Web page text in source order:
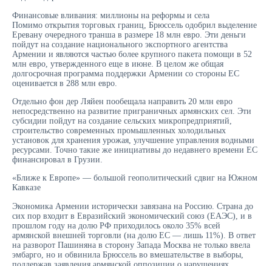
Финансовые вливания: миллионы на реформы и села
Помимо открытия торговых границ, Брюссель одобрил выделение
Еревану очередного транша в размере 18 млн евро. Эти деньги
пойдут на создание национального экспортного агентства
Армении и являются частью более крупного пакета помощи в 52
млн евро, утвержденного еще в июне. В целом же общая
долгосрочная программа поддержки Армении со стороны ЕС
оценивается в 288 млн евро.
Отдельно фон дер Ляйен пообещала направить 20 млн евро
непосредственно на развитие приграничных армянских сел. Эти
субсидии пойдут на создание сельских микропредприятий,
строительство современных промышленных холодильных
установок для хранения урожая, улучшение управления водными
ресурсами. Точно такие же инициативы до недавнего времени ЕС
финансировал в Грузии.
«Ближе к Европе» — большой геополитический сдвиг на Южном
Кавказе
Экономика Армении исторически завязана на Россию. Страна до
сих пор входит в Евразийский экономический союз (ЕАЭС), и в
прошлом году на долю РФ приходилось около 35% всей
армянской внешней торговли (на долю ЕС — лишь 11%). В ответ
на разворот Пашиняна в сторону Запада Москва не только ввела
эмбарго, но и обвинила Брюссель во вмешательстве в выборы,